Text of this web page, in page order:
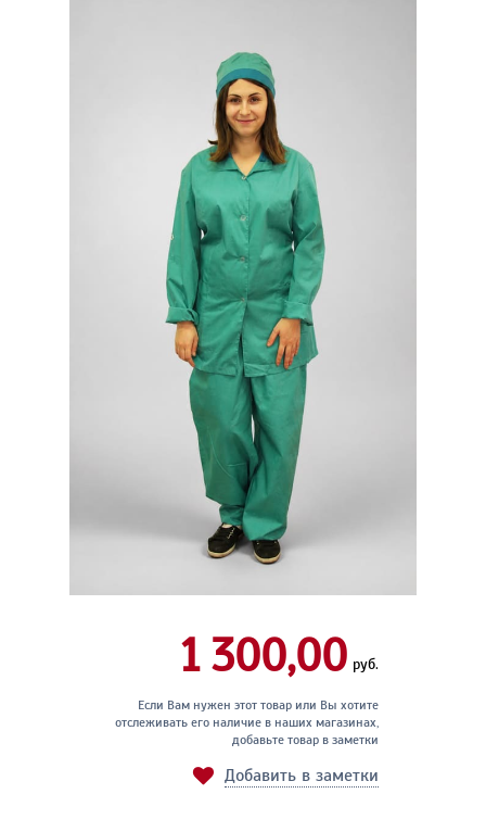
1 300,00 руб.
Если Вам нужен этот товар или Вы хотите
отслеживать его наличие в наших магазинах,
добавьте товар в заметки
Добавить в заметки